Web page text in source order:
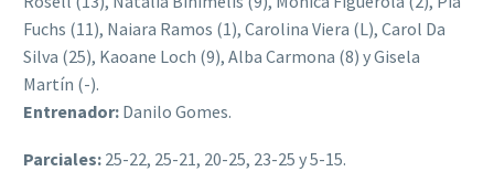
Fuchs (11), Naiara Ramos (1), Carolina Viera (L), Carol Da
Silva (25), Kaoane Loch (9), Alba Carmona (8) y Gisela
Martín (-).
Entrenador: Danilo Gomes.
Parciales: 25-22, 25-21, 20-25, 23-25 y 5-15.